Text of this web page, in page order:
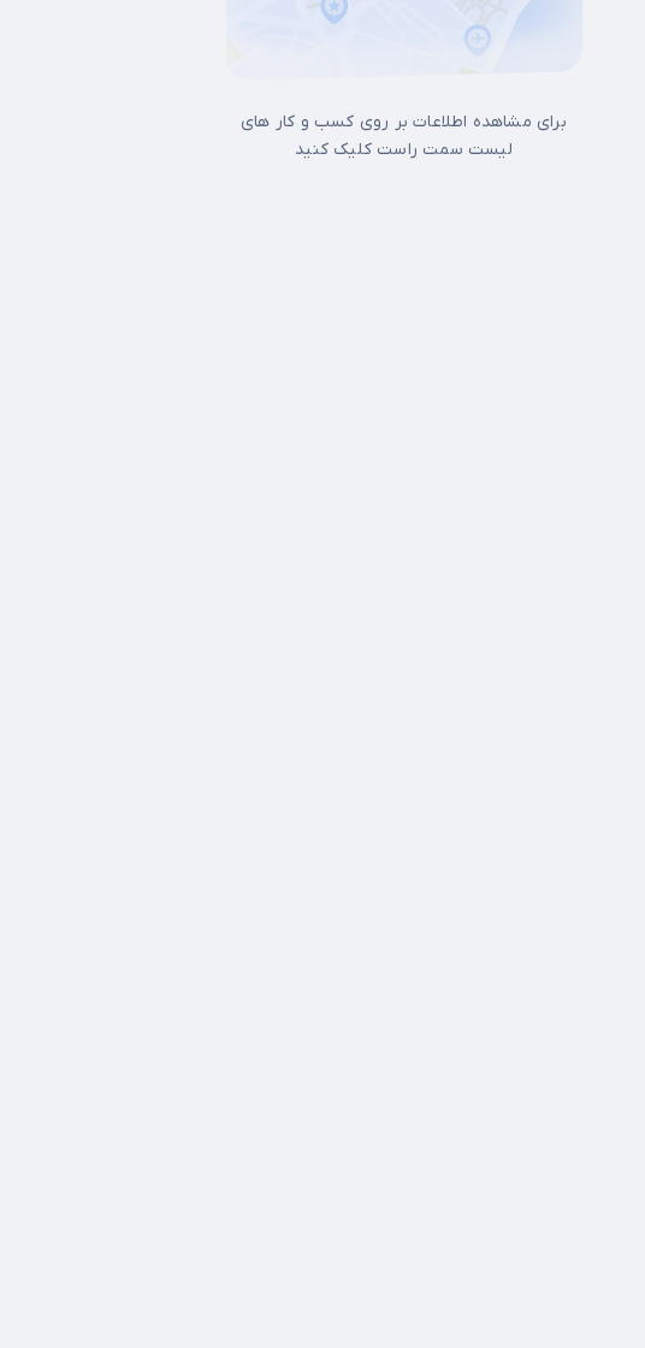
برای مشاهده اطلاعات بر روی کسب و کار های
لیست سمت راست کلیک کنید